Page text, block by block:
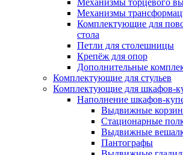
Механизмы
Комплектующие для
стола
Петли для столешницы
Крепёж для опор
Дополнительные
Комплектующие для стульев
Комплектующие для шкафов-
Наполнение шкафов-
Выдвижные
Стационарные
Выдвижные
Пантографы